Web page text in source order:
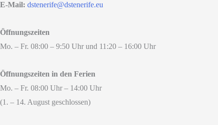
E-Mail: dstenerife@dstenerife.eu
Öffnungszeiten
Mo. – Fr. 08:00 – 9:50 Uhr und 11:20 – 16:00 Uhr
Öffnungszeiten in den Ferien
Mo. – Fr. 08:00 Uhr – 14:00 Uhr
(1. – 14. August geschlossen)